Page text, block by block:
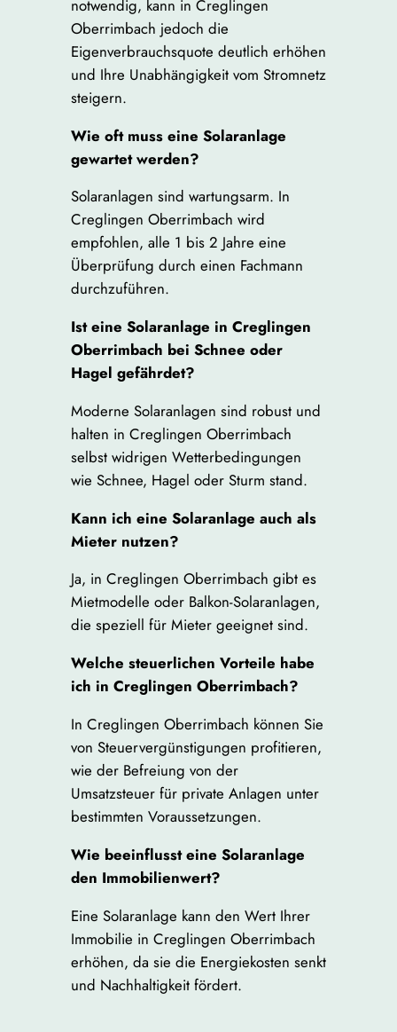
notwendig, kann in Creglingen
Oberrimbach jedoch die
Eigenverbrauchsquote deutlich erhöhen
und Ihre Unabhängigkeit vom Stromnetz
steigern.
Wie oft muss eine Solaranlage
gewartet werden?
Solaranlagen sind wartungsarm. In
Creglingen Oberrimbach wird
empfohlen, alle 1 bis 2 Jahre eine
Überprüfung durch einen Fachmann
durchzuführen.
Ist eine Solaranlage in Creglingen
Oberrimbach bei Schnee oder
Hagel gefährdet?
Moderne Solaranlagen sind robust und
halten in Creglingen Oberrimbach
selbst widrigen Wetterbedingungen
wie Schnee, Hagel oder Sturm stand.
Kann ich eine Solaranlage auch als
Mieter nutzen?
Ja, in Creglingen Oberrimbach gibt es
Mietmodelle oder Balkon-Solaranlagen,
die speziell für Mieter geeignet sind.
Welche steuerlichen Vorteile habe
ich in Creglingen Oberrimbach?
In Creglingen Oberrimbach können Sie
von Steuervergünstigungen profitieren,
wie der Befreiung von der
Umsatzsteuer für private Anlagen unter
bestimmten Voraussetzungen.
Wie beeinflusst eine Solaranlage
den Immobilienwert?
Eine Solaranlage kann den Wert Ihrer
Immobilie in Creglingen Oberrimbach
erhöhen, da sie die Energiekosten senkt
und Nachhaltigkeit fördert.